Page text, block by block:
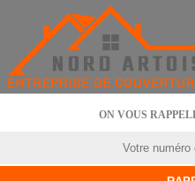
ON VOUS